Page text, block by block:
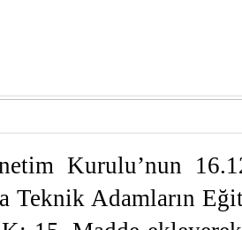
Kurulu’nun
Teknik Adamların